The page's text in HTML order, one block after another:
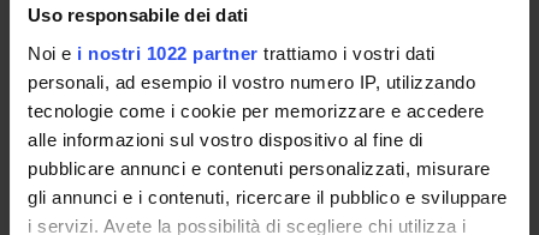
Uso responsabile dei dati
Noi e i nostri 1022 partner trattiamo i vostri dati
personali, ad esempio il vostro numero IP, utilizzando
tecnologie come i cookie per memorizzare e accedere
alle informazioni sul vostro dispositivo al fine di
pubblicare annunci e contenuti personalizzati, misurare
gli annunci e i contenuti, ricercare il pubblico e sviluppare
i servizi. Avete la possibilità di scegliere chi utilizza i
Dottorato in Letterature Straniere, Lingue
e Linguistica (ultimo ciclo attivato 36° - a.a.
2020-2021)
Classe di appartenenza: DOTTORATI
Sede: Verona